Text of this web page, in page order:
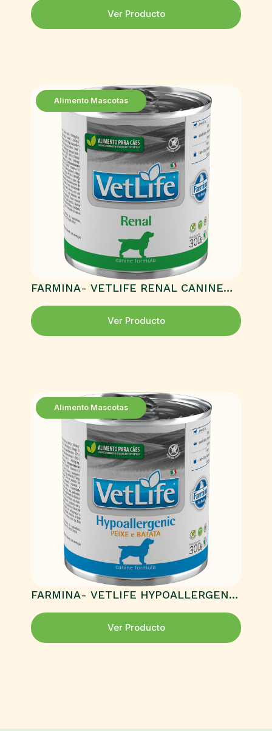
Ver Producto
Alimento Mascotas
FARMINA- VETLIFE RENAL CANINE
HÚMEDO
Ver Producto
Alimento Mascotas
FARMINA- VETLIFE HYPOALLERGENIC
CANINE FISH & POTATO HÚMEDO
Ver Producto